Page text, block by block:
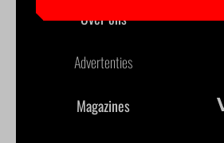
Over ons
Advertenties
Magazines